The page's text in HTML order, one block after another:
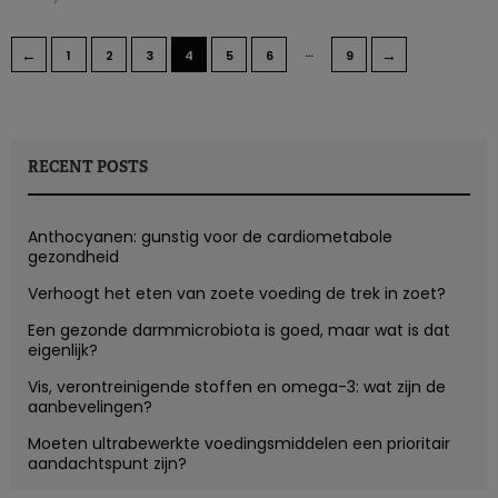
← 1 2 3 4 5 6 … 9 →
RECENT POSTS
Anthocyanen: gunstig voor de cardiometabole
gezondheid
Verhoogt het eten van zoete voeding de trek in zoet?
Een gezonde darmmicrobiota is goed, maar wat is dat
eigenlijk?
Vis, verontreinigende stoffen en omega-3: wat zijn de
aanbevelingen?
Moeten ultrabewerkte voedingsmiddelen een prioritair
aandachtspunt zijn?